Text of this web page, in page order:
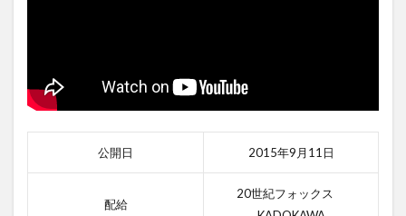
公開日 2015年9月11日
配給
20世紀フォックス